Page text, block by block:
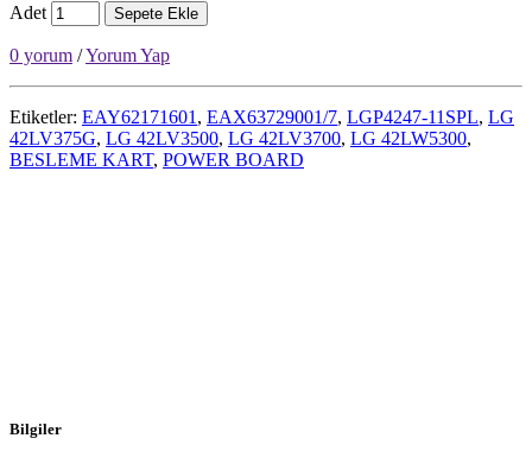
Adet Sepete Ekle
0 yorum /Yorum Yap
Etiketler: EAY62171601 , EAX63729001/7, LGP4247-11SPL, LG
42LV375G, LG 42LV3500, LG 42LV3700, LG 42LW5300,
BESLEME KART, POWER BOARD
Bilgiler